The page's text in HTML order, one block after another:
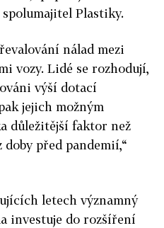
spolumajitel Plastiky.
nálad mezi
vozy. Lidé se rozhodují,
výší dotací
jejich možným
důležitější faktor než
před pandemií,“
letech významný
investuje do rozšíření